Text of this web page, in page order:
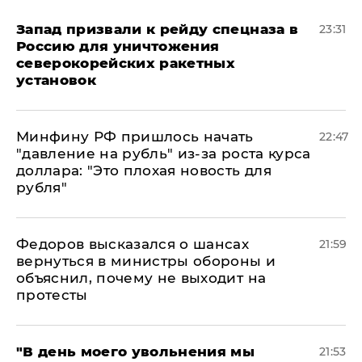
Запад призвали к рейду спецназа в
Россию для уничтожения
северокорейских ракетных
установок
23:31
Минфину РФ пришлось начать
"давление на рубль" из-за роста курса
доллара: "Это плохая новость для
рубля"
22:47
Федоров высказался о шансах
вернуться в министры обороны и
объяснил, почему не выходит на
протесты
21:59
​"В день моего увольнения мы
21:53